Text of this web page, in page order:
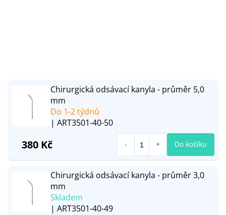
Chirurgická odsávací kanyla - průměr 5,0
mm
Do 1-2 týdnů
| ART3501-40-50
380 Kč Do košíku
Chirurgická odsávací kanyla - průměr 3,0
mm
Skladem
| ART3501-40-49